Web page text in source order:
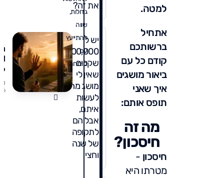
למטה.
אתחיל
ברשותכם
קודם כל עם
ביאור מושגים
איך שאני
תופס אותם:
מה זה
חיסכון?
חיסכון -
מטרתו היא
את זה?
יש לי
100,000
שקלים
שאין לי
מושג מה
לעשות
איתם,
אבל הם
לתקופה
של שנה
וחצי
גדולות,
שווה
להתייעץ
עם
מומחה.
0